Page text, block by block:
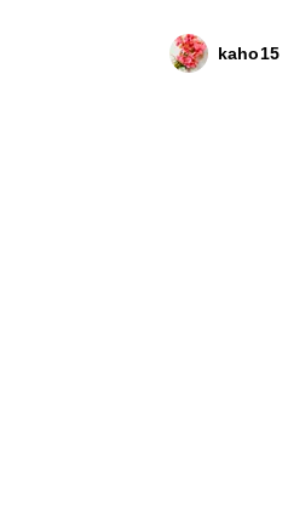
kaho15